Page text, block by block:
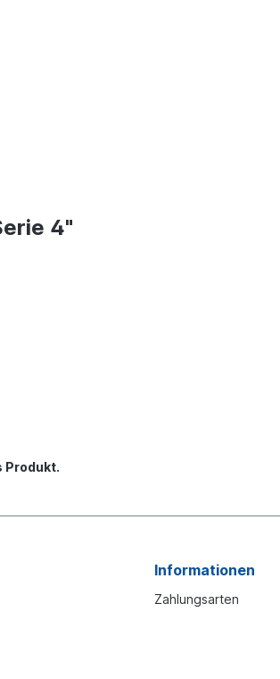
4"
Produkt.
Informationen
Zahlungsarten